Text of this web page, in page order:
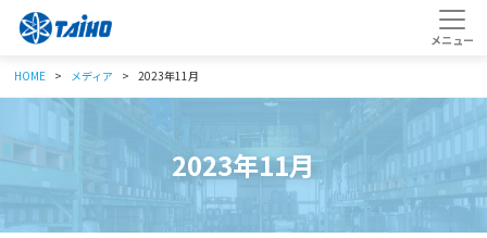
HOME メディア 2023年11月
2023年11月